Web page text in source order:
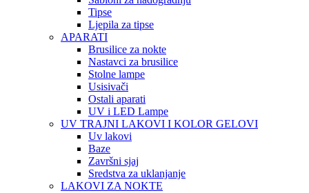
Tipse
Ljepila za tipse
APARATI
Brusilice za nokte
Nastavci za brusilice
Stolne lampe
Usisivači
Ostali aparati
UV i LED Lampe
UV TRAJNI LAKOVI I KOLOR GELOVI
Uv lakovi
Baze
Završni sjaj
Sredstva za uklanjanje
LAKOVI ZA NOKTE